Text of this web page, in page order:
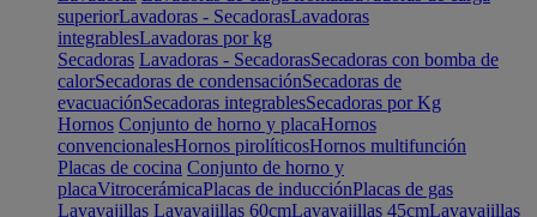
superiorLavadoras - SecadorasLavadoras
integrablesLavadoras por kg
Secadoras Lavadoras - SecadorasSecadoras con bomba de
calorSecadoras de condensaciónSecadoras de
evacuaciónSecadoras integrablesSecadoras por Kg
Hornos Conjunto de horno y placaHornos
convencionalesHornos pirolíticosHornos multifunción
Placas de cocina Conjunto de horno y
placaVitrocerámicaPlacas de inducciónPlacas de gas
Lavavajillas Lavavajillas 60cmLavavajillas 45cmLavavajillas